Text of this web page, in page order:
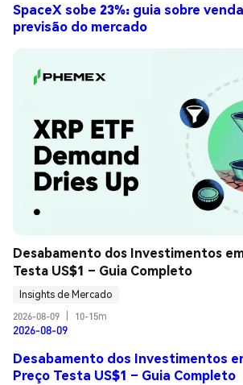
SpaceX sobe 23%: guia sobre
previsão do mercado
Desabamento dos Investimentos em
Testa US$1 – Guia Completo
Insights de Mercado
2026-08-09
10-15m
2026-08-09
Desabamento dos Investimentos
Preço Testa US$1 – Guia Completo